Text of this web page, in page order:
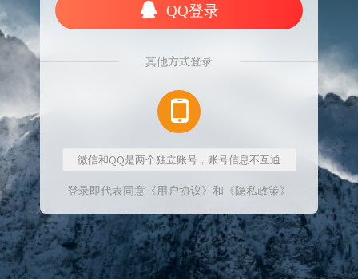
QQ登录
其他方式登录
微信和QQ是两个独立账号，账号信息不互通
登录即代表同意 《用户协议》 和 《隐私政策》